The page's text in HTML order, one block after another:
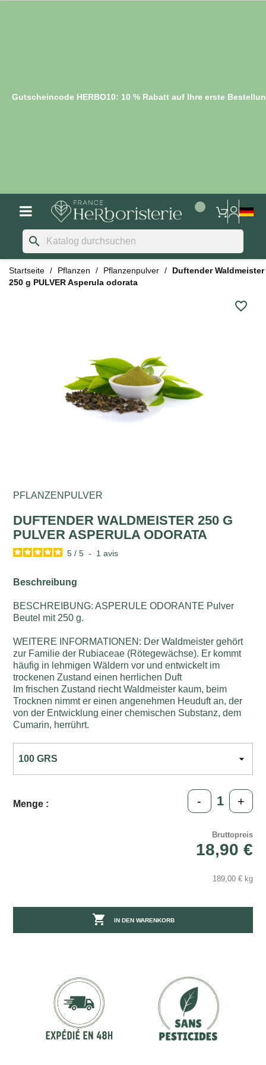
Gutscheincode HERBO10: 10 % Rabatt auf Ihre erste
search
Startseite Pflanzen Pflanzenpulver
Duftender Waldmeister
250 g PULVER Asperula odorata
favorite_border
PFLANZENPULVER
DUFTENDER WALDMEISTER 250 G
PULVER ASPERULA ODORATA
5 / 5 - 1avis
Beschreibung
BESCHREIBUNG: ASPERULE ODORANTE Pulver
Beutel mit 250 g.
WEITERE INFORMATIONEN: Der Waldmeister gehört
zur Familie der Rubiaceae (Rötegewächse). Er kommt
häufig in lehmigen Wäldern vor und entwickelt im
trockenen Zustand einen herrlichen Duft
Im frischen Zustand riecht Waldmeister kaum, beim
Trocknen nimmt er einen angenehmen Heuduft an, der
von der Entwicklung einer chemischen Substanz, dem
Cumarin, herrührt.
Menge : - +
Bruttopreis
18,90 €
189,00 € kg
 IN DEN WARENKORB